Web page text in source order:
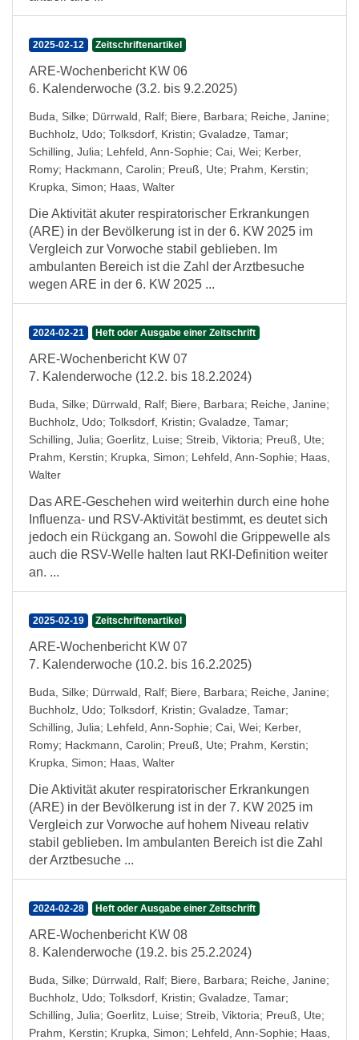
2025-02-12 Zeitschriftenartikel
ARE-Wochenbericht KW 06
6. Kalenderwoche (3.2. bis 9.2.2025)
Buda, Silke; Dürrwald, Ralf; Biere, Barbara; Reiche, Janine;
Buchholz, Udo; Tolksdorf, Kristin; Gvaladze, Tamar;
Schilling, Julia; Lehfeld, Ann-Sophie; Cai, Wei; Kerber,
Romy; Hackmann, Carolin; Preuß, Ute; Prahm, Kerstin;
Krupka, Simon; Haas, Walter
Die Aktivität akuter respiratorischer Erkrankungen
(ARE) in der Bevölkerung ist in der 6. KW 2025 im
Vergleich zur Vorwoche stabil geblieben. Im
ambulanten Bereich ist die Zahl der Arztbesuche
wegen ARE in der 6. KW 2025 ...
2024-02-21 Heft oder Ausgabe einer Zeitschrift
ARE-Wochenbericht KW 07
7. Kalenderwoche (12.2. bis 18.2.2024)
Buda, Silke; Dürrwald, Ralf; Biere, Barbara; Reiche, Janine;
Buchholz, Udo; Tolksdorf, Kristin; Gvaladze, Tamar;
Schilling, Julia; Goerlitz, Luise; Streib, Viktoria; Preuß, Ute;
Prahm, Kerstin; Krupka, Simon; Lehfeld, Ann-Sophie; Haas,
Walter
Das ARE-Geschehen wird weiterhin durch eine hohe
Influenza- und RSV-Aktivität bestimmt, es deutet sich
jedoch ein Rückgang an. Sowohl die Grippewelle als
auch die RSV-Welle halten laut RKI-Definition weiter
an. ...
2025-02-19 Zeitschriftenartikel
ARE-Wochenbericht KW 07
7. Kalenderwoche (10.2. bis 16.2.2025)
Buda, Silke; Dürrwald, Ralf; Biere, Barbara; Reiche, Janine;
Buchholz, Udo; Tolksdorf, Kristin; Gvaladze, Tamar;
Schilling, Julia; Lehfeld, Ann-Sophie; Cai, Wei; Kerber,
Romy; Hackmann, Carolin; Preuß, Ute; Prahm, Kerstin;
Krupka, Simon; Haas, Walter
Die Aktivität akuter respiratorischer Erkrankungen
(ARE) in der Bevölkerung ist in der 7. KW 2025 im
Vergleich zur Vorwoche auf hohem Niveau relativ
stabil geblieben. Im ambulanten Bereich ist die Zahl
der Arztbesuche ...
2024-02-28 Heft oder Ausgabe einer Zeitschrift
ARE-Wochenbericht KW 08
8. Kalenderwoche (19.2. bis 25.2.2024)
Buda, Silke; Dürrwald, Ralf; Biere, Barbara; Reiche, Janine;
Buchholz, Udo; Tolksdorf, Kristin; Gvaladze, Tamar;
Schilling, Julia; Goerlitz, Luise; Streib, Viktoria; Preuß, Ute;
Prahm, Kerstin; Krupka, Simon; Lehfeld, Ann-Sophie; Haas,